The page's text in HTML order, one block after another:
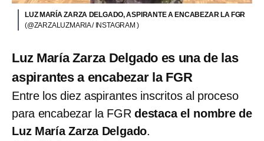
LUZ MARÍA ZARZA DELGADO, ASPIRANTE A ENCABEZAR LA FGR
(@ZARZALUZMARIA / INSTAGRAM )
Luz María Zarza Delgado es una de las
aspirantes a encabezar la FGR
Entre los diez aspirantes inscritos al proceso
para encabezar la FGRdestaca el nombre de
Luz María Zarza Delgado.